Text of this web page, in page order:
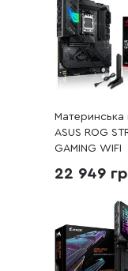
Материнська
ASUS ROG
GAMING WIFI
22 949